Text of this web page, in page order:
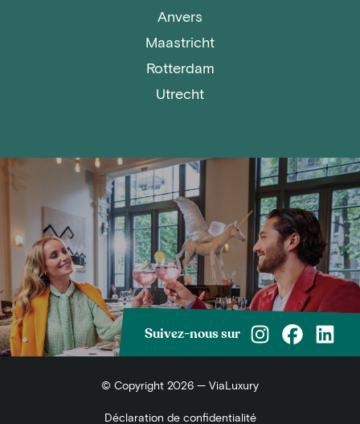
Anvers
Maastricht
Rotterdam
Utrecht
Suivez-nous sur
© Copyright 2026 — ViaLuxury
Déclaration de confidentialité